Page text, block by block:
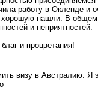
работу в Окленде и
хорошую нашли. В
и неприятностей.
и процветания!
визу в Австралию. Я